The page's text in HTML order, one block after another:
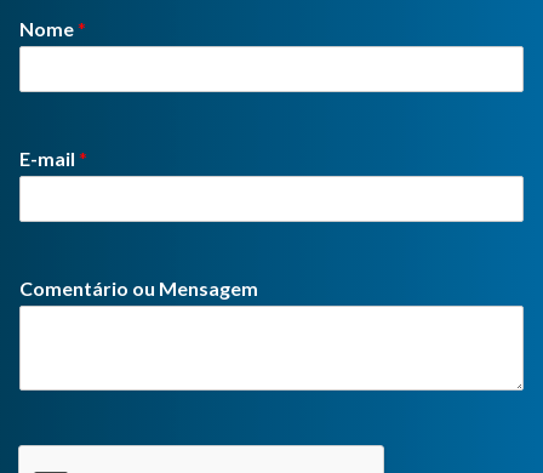
Nome*
E-mail *
Comentário ou Mensagem